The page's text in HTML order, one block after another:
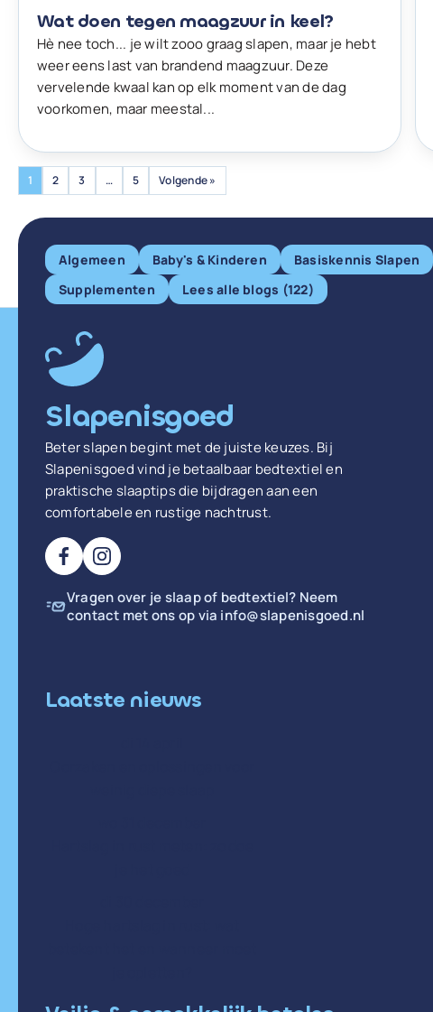
Wat doen tegen maagzuur in keel?
Hè nee toch... je wilt zooo graag slapen, maar je hebt
weer eens last van brandend maagzuur. Deze
vervelende kwaal kan op elk moment van de dag
voorkomen, maar meestal...
1 2 3 … 5 Volgende »
Algemeen Baby's & Kinderen Basiskennis Slapen
Supplementen
Lees alle blogs (122)
Slapenisgoed
Beter slapen begint met de juiste keuzes. Bij
Slapenisgoed vind je betaalbaar bedtextiel en
praktische slaaptips die bijdragen aan een
comfortabele en rustige nachtrust.
Vragen over je slaap of bedtextiel? Neem
contact met ons op via info@slapenisgoed.nl
Laatste nieuws